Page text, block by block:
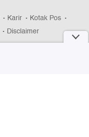
Karir
Kotak Pos
Disclaimer